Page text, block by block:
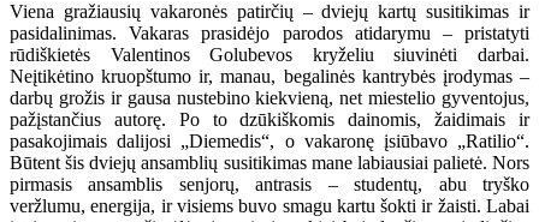
Viena gražiausių vakaronės patirčių – dviejų kartų susitikimas ir
pasidalinimas. Vakaras prasidėjo parodos atidarymu – pristatyti
rūdiškietės Valentinos Golubevos kryželiu siuvinėti darbai.
Neįtikėtino kruopštumo ir, manau, begalinės kantrybės įrodymas –
darbų grožis ir gausa nustebino kiekvieną, net miestelio gyventojus,
pažįstančius autorę. Po to dzūkiškomis dainomis, žaidimais ir
pasakojimais dalijosi „Diemedis“, o vakaronę įsiūbavo „Ratilio“.
Būtent šis dviejų ansamblių susitikimas mane labiausiai palietė. Nors
pirmasis ansamblis senjorų, antrasis – studentų, abu tryško
veržlumu, energija, ir visiems buvo smagu kartu šokti ir žaisti. Labai